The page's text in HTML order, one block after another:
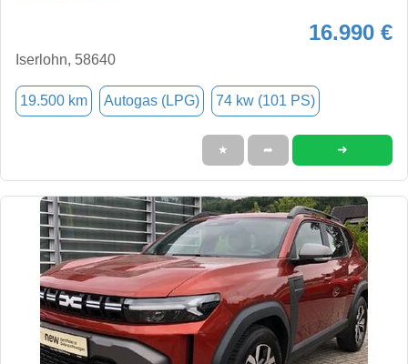
16.990 €
Iserlohn, 58640
19.500 km Autogas (LPG) 74 kw (101 PS)
★ ➦ ➜